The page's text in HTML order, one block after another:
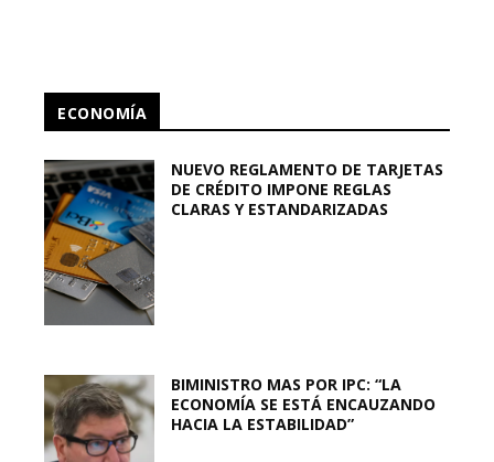
ECONOMÍA
NUEVO REGLAMENTO DE TARJETAS
DE CRÉDITO IMPONE REGLAS
CLARAS Y ESTANDARIZADAS
BIMINISTRO MAS POR IPC: “LA
ECONOMÍA SE ESTÁ ENCAUZANDO
HACIA LA ESTABILIDAD”